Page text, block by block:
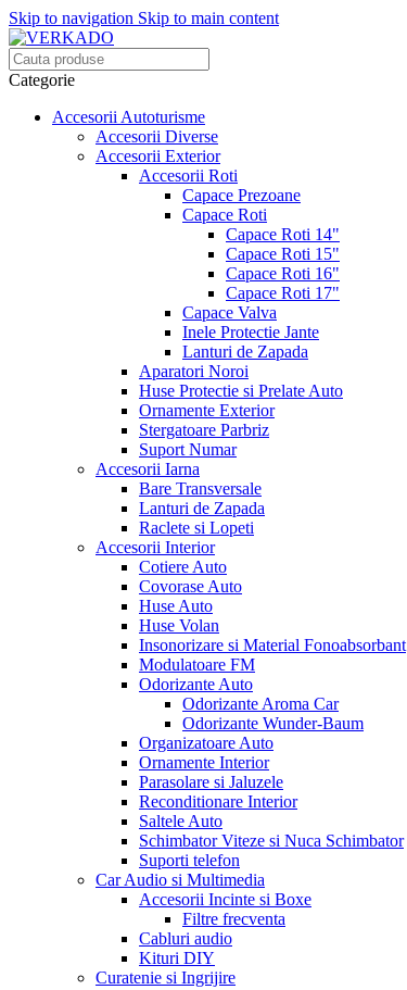
Skip to navigation Skip to main content
Categorie
Accesorii Autoturisme
Accesorii Diverse
Accesorii Exterior
Accesorii Roti
Capace Prezoane
Capace Roti
Capace Roti 14"
Capace Roti 15"
Capace Roti 16"
Capace Roti 17"
Capace Valva
Inele Protectie Jante
Lanturi de Zapada
Aparatori Noroi
Huse Protectie si Prelate Auto
Ornamente Exterior
Stergatoare Parbriz
Suport Numar
Accesorii Iarna
Bare Transversale
Lanturi de Zapada
Raclete si Lopeti
Accesorii Interior
Cotiere Auto
Covorase Auto
Huse Auto
Huse Volan
Insonorizare si Material Fonoabsorbant
Modulatoare FM
Odorizante Auto
Odorizante Aroma Car
Odorizante Wunder-Baum
Organizatoare Auto
Ornamente Interior
Parasolare si Jaluzele
Reconditionare Interior
Saltele Auto
Schimbator Viteze si Nuca Schimbator
Suporti telefon
Car Audio si Multimedia
Accesorii Incinte si Boxe
Filtre frecventa
Cabluri audio
Kituri DIY
Curatenie si Ingrijire